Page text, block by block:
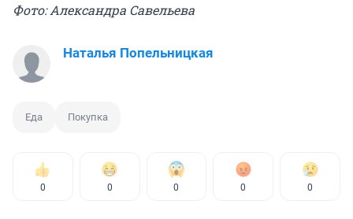
Фото: Александра Савельева
Наталья Попельницкая
Еда Покупка
0 0 0 0 0